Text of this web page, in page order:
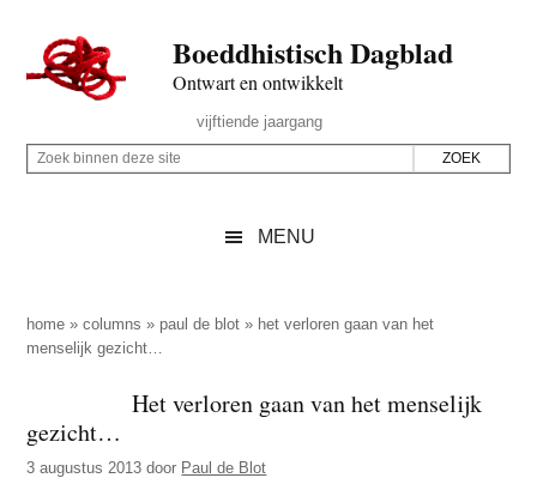
naar
de
inhoud
secondary
naar
de
sidebar
naar
de
Boeddhistisch Dagblad
Ontwart en ontwikkelt
Rechts
vijftiende jaargang
Z
p
d
z
e
Z
i
n
n
d
MENU
home »columns » paul de blot » het verloren gaan van het
menselijk gezicht…
Het verloren gaan van het menselijk
gezicht…
3 augustus 2013 door Paul de Blot